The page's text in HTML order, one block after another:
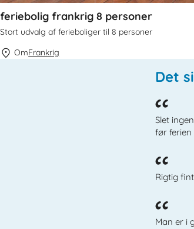
feriebolig frankrig 8 personer
Stort udvalg af ferieboliger til 8 personer
OmFrankrig
Det
Slet
før ferien
Rigtig
Man er i